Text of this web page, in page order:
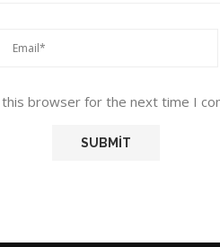
browser for the next time I